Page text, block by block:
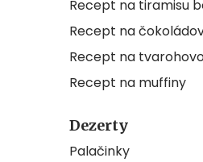
Recept na tiramisu
Recept na
Recept na
Recept na muffiny
Dezerty
Palačinky